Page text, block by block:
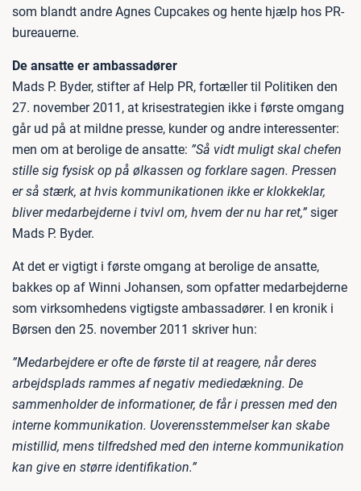
som blandt andre Agnes Cupcakes og hente hjælp hos PR-
bureauerne.
De ansatte er ambassadører
Mads P. Byder, stifter af Help PR, fortæller til Politiken den
27. november 2011, at krisestrategien ikke i første omgang
går ud på at mildne presse, kunder og andre interessenter:
men om at berolige de ansatte: ”Så vidt muligt skal chefen
stille sig fysisk op på ølkassen og forklare sagen. Pressen
er så stærk, at hvis kommunikationen ikke er klokkeklar,
bliver medarbejderne i tvivl om, hvem der nu har ret,” siger
Mads P. Byder.
At det er vigtigt i første omgang at berolige de ansatte,
bakkes op af Winni Johansen, som opfatter medarbejderne
som virksomhedens vigtigste ambassadører. I en kronik i
Børsen den 25. november 2011 skriver hun:
”Medarbejdere er ofte de første til at reagere, når deres
arbejdsplads rammes af negativ mediedækning. De
sammenholder de informationer, de får i pressen med den
interne kommunikation. Uoverensstemmelser kan skabe
mistillid, mens tilfredshed med den interne kommunikation
kan give en større identifikation.”